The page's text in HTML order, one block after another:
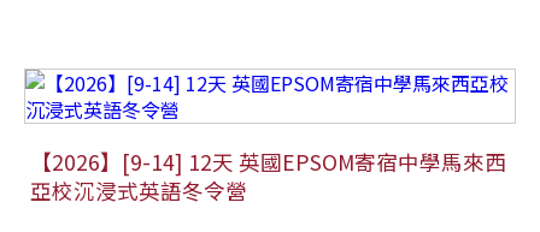
【2026】[9-14] 12天 英國EPSOM寄宿中學馬來西
亞校沉浸式英語冬令營